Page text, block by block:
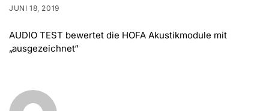
JUNI 18, 2019
AUDIO TEST bewertet die HOFA Akustikmodule mit
„ausgezeichnet“